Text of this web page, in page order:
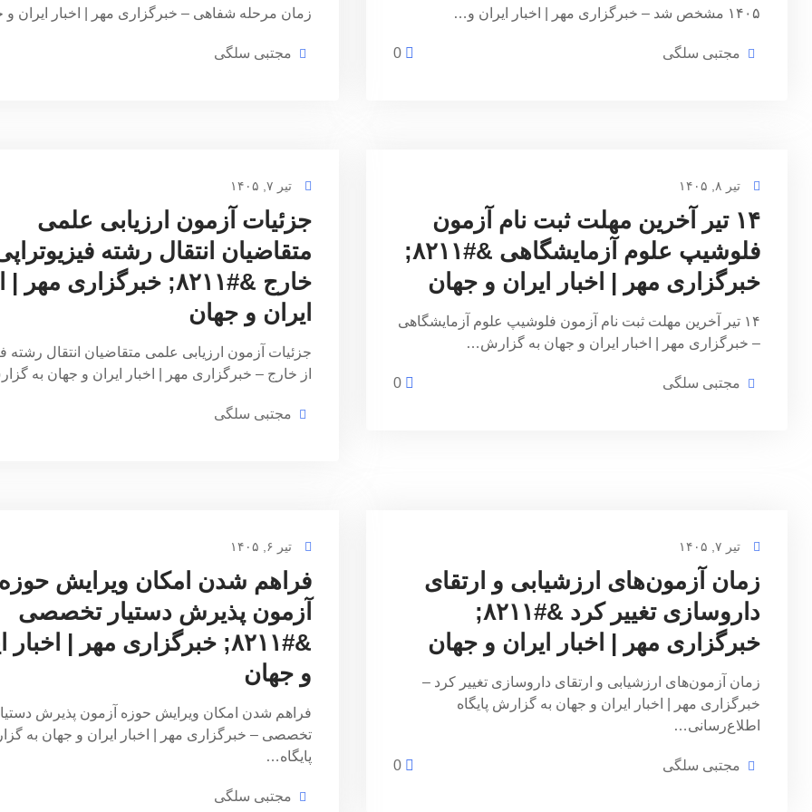
۱۴۰۵ مشخص شد – خبرگزاری مهر | اخبار ایران و…
مجتبی سلگی
زمان مرحله شفاهی – خبرگزاری مهر | اخبار ایران
مجتبی سلگی
تیر ۸, ۱۴۰۵
۱۴ تیر آخرین مهلت ثبت نام آزمون
فلوشیپ علوم آزمایشگاهی &#۸۲۱۱;
خبرگزاری مهر | اخبار ایران و جهان
۱۴ تیر آخرین مهلت ثبت نام آزمون فلوشیپ علوم آزمایشگاهی
– خبرگزاری مهر | اخبار ایران و جهان به گزارش…
مجتبی سلگی
تیر ۷, ۱۴۰۵
جزئیات آزمون ارزیابی علمی
متقاضیان انتقال رشته
خارج &#۸۲۱۱; خبرگزاری
ایران و جهان
جزئیات آزمون ارزیابی علمی متقاضیان انتقال رشته
از خارج – خبرگزاری مهر | اخبار ایران و جهان به
مجتبی سلگی
تیر ۷, ۱۴۰۵
زمان آزمون‌های ارزشیابی و ارتقای
داروسازی تغییر کرد &#۸۲۱۱;
خبرگزاری مهر | اخبار ایران و جهان
زمان آزمون‌های ارزشیابی و ارتقای داروسازی تغییر کرد –
خبرگزاری مهر | اخبار ایران و جهان به گزارش پایگاه
اطلاع‌رسانی…
مجتبی سلگی
تیر ۶, ۱۴۰۵
فراهم شدن امکان ویرایش
آزمون پذیرش دستیار تخصصی
&#۸۲۱۱; خبرگزاری مهر | اخبار
و جهان
فراهم شدن امکان ویرایش حوزه آزمون پذیرش
تخصصی – خبرگزاری مهر | اخبار ایران و جهان به
پایگاه…
مجتبی سلگی